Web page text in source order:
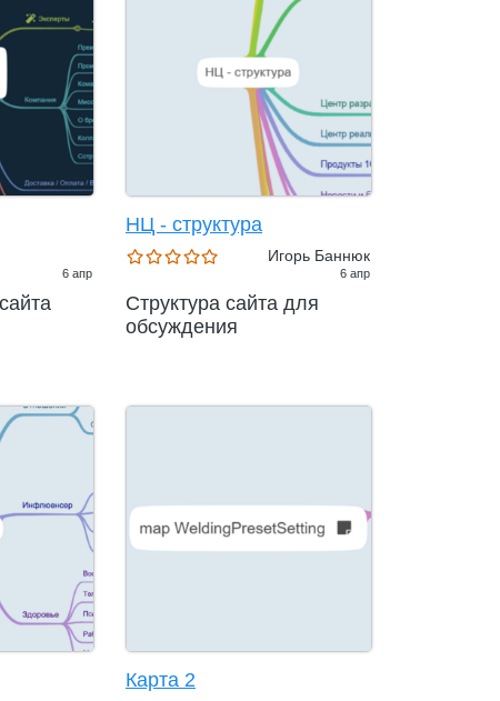
6 апр
НЦ - структура
Игорь Баннюк
6 апр
Структура сайта для
обсуждения
Карта 2